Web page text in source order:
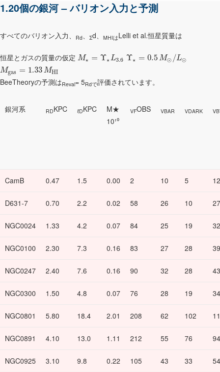
1.20個の銀河 – バリオン入力と予測
すべてのバリオン入力、 Rd、 Σd、 MHIはLelli et al.恒星質量は
恒星とガスの質量の仮定 M⋆ = Υ⋆L3.6 Υ⋆ = 0.5M⊙ /L⊙
Mgas = 1.33 MHI
BeeTheoryの予測はReval= 5Rdで評価されています。
銀河系 RDKPC ℓDKPC
M★
10¹⁰
VFOBS VBAR VDARK
CamB 0.47 1.5 0.00 2 10 5 12
D631-7 0.70 2.2 0.02 58 26 10 27
NGC0024 1.33 4.2 0.07 84 25 19 32
NGC0100 2.30 7.3 0.16 83 27 28 39
NGC0247 2.40 7.6 0.16 90 32 28 43
NGC0300 1.50 4.8 0.07 76 28 19 34
NGC0801 5.80 18.4 2.01 208 62 102
NGC0891 4.10 13.0 1.11 212 55 76 94
NGC0925 3.10 9.8 0.22 105 43 33 54